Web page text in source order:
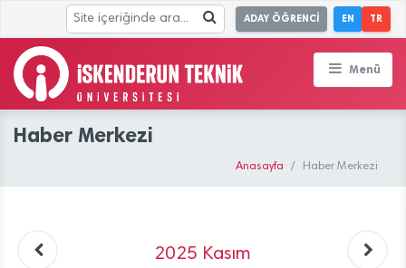
ADAY ÖĞRENCİ EN TR
Menü
Haber Merkezi
Anasayfa Haber Merkezi
2025 Kasım